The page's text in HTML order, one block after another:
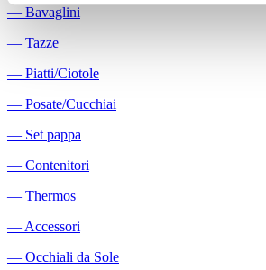
― Bavaglini
― Tazze
― Piatti/Ciotole
― Posate/Cucchiai
― Set pappa
― Contenitori
― Thermos
― Accessori
― Occhiali da Sole